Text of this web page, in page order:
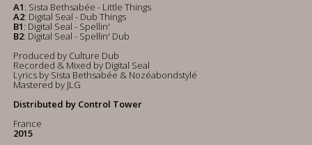
A1: Sista Bethsabée - Little Things
A2: Digital Seal - Dub Things
B1: Digital Seal - Spellin'
B2: Digital Seal - Spellin' Dub
Produced by Culture Dub
Recorded & Mixed by Digital Seal
Lyrics by Sista Bethsabée & Nozéabondstylé
Mastered by JLG
Distributed by Control Tower
France
2015